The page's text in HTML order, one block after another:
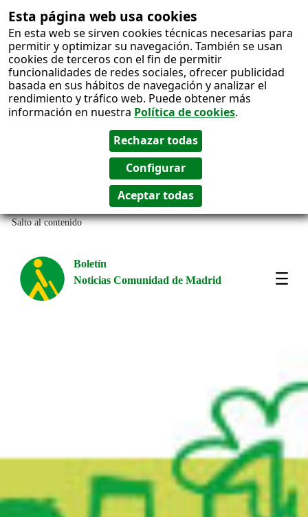
Esta página web usa cookies
En esta web se sirven cookies técnicas necesarias para
permitir y optimizar su navegación. También se usan
cookies de terceros con el fin de permitir
funcionalidades de redes sociales, ofrecer publicidad
basada en sus hábitos de navegación y analizar el
rendimiento y tráfico web. Puede obtener más
información en nuestra Política de cookies.
Salto al contenido
Boletín
Noticias Comunidad de Madrid